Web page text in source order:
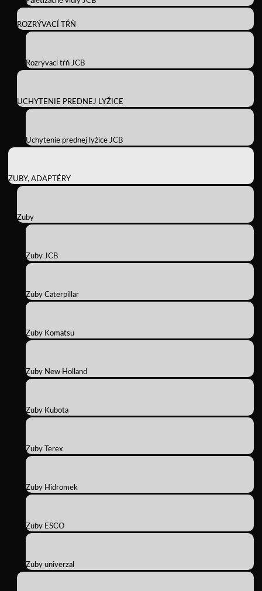
ROZRÝVACÍ TŔŇ
Rozrývací tŕň JCB
UCHYTENIE PREDNEJ LYŽICE
Uchytenie prednej lyžice JCB
ZUBY, ADAPTÉRY
Zuby
Zuby JCB
Zuby Caterpillar
Zuby Komatsu
Zuby New Holland
Zuby Kubota
Zuby Terex
Zuby Hidromek
Zuby ESCO
Zuby univerzal